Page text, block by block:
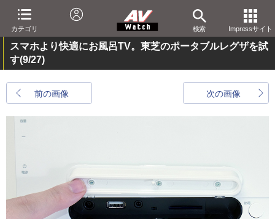
カテゴリ 検索 Impressサイト
スマホより快適にお風呂TV。東芝のポータブルレグザを試
す(9/27)
前の画像 次の画像